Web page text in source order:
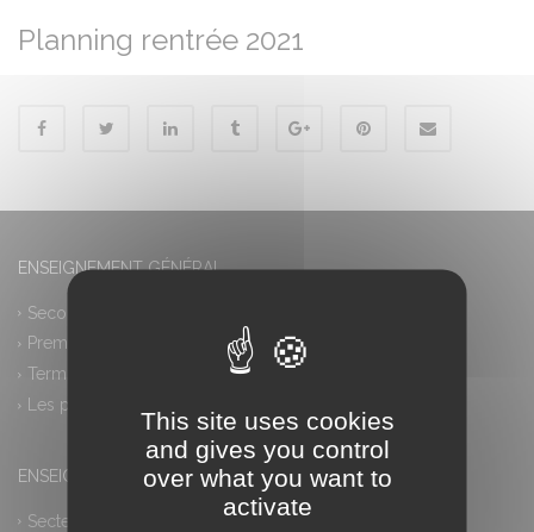
Planning rentrée 2021
ENSEIGNEMENT GÉNÉRAL
Seconde générale et technologique
Première générale
Terminale générale
Les plus
ENSEIGNEMENT PROFESSIONNEL
Secteur industriel
This site uses cookies
and gives you control
over what you want to
activate